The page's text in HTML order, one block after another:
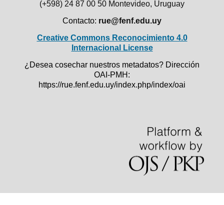
(+598) 24 87 00 50 Montevideo, Uruguay
Contacto: rue@fenf.edu.uy
Creative Commons Reconocimiento 4.0
Internacional License
¿Desea cosechar nuestros metadatos? Dirección
OAI-PMH:
https://rue.fenf.edu.uy/index.php/index/oai